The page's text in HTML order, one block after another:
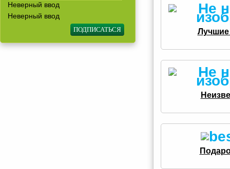
Неверный ввод
Неверный ввод
Лучшие